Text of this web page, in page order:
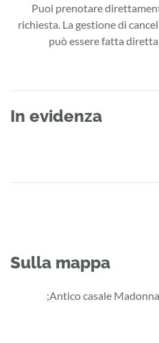
Puoi prenotare
richiesta. La gestione di
può essere fatta
In evidenza
Sulla mappa